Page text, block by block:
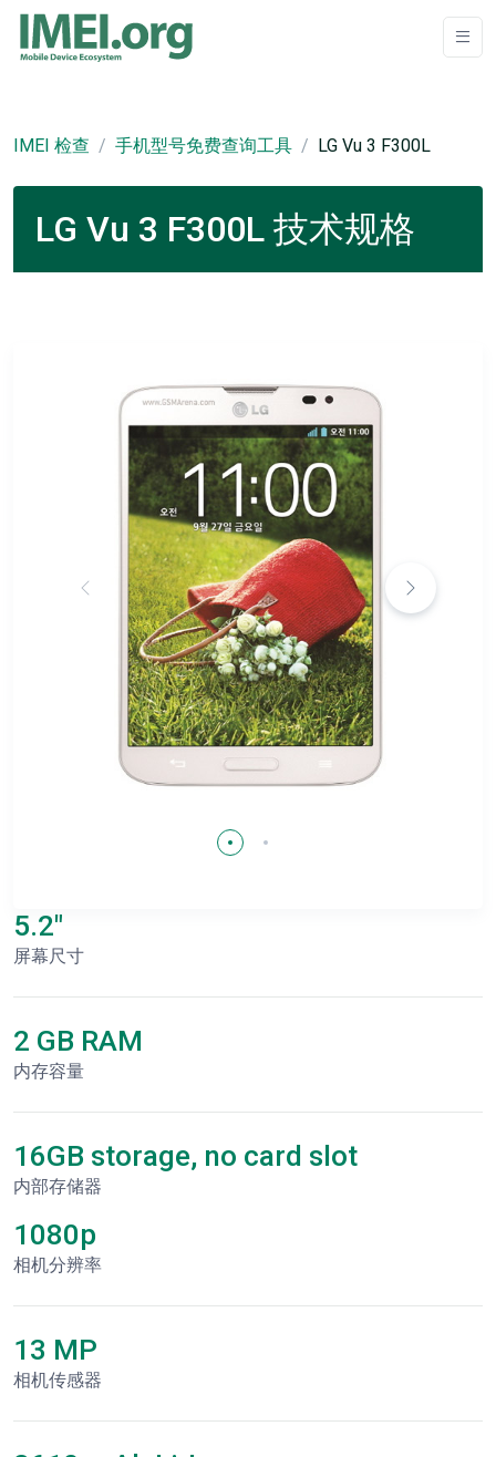
IMEI 检查 手机型号免费查询工具 LG Vu 3 F300L
LG Vu 3 F300L 技术规格
5.2"
屏幕尺寸
2 GB RAM
内存容量
16GB storage, no card slot
内部存储器
1080p
相机分辨率
13 MP
相机传感器